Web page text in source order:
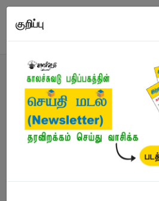
குறிப்பு
நூல்கள் / விற்பனையில்
முதல் கார்ல்